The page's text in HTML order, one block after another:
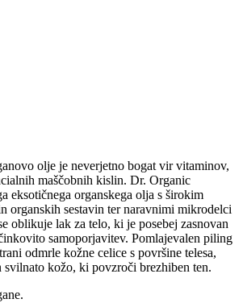
olje je neverjetno bogat vir vitaminov,
maščobnih kislin. Dr. Organic
eksotičnega organskega olja s širokim
organskih sestavin ter naravnimi mikrodelci
oblikuje lak za telo, ki je posebej zasnovan
samoporjavitev. Pomlajevalen piling
odmrle kožne celice s površine telesa,
svilnato kožo, ki povzroči brezhiben ten.